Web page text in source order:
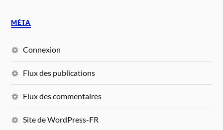
MÉTA
Connexion
Flux des publications
Flux des commentaires
Site de WordPress-FR